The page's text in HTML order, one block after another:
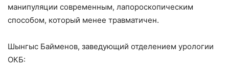
манипуляции современным, лапороскопическим
способом, который менее травматичен.
Шынгыс Байменов, заведующий отделением урологии
ОКБ: